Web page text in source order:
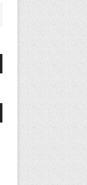
नगर परिषद